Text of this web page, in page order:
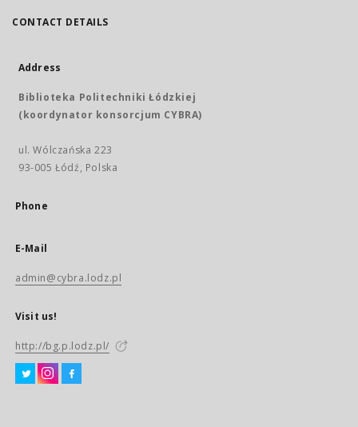
CONTACT DETAILS
Address
Biblioteka Politechniki Łódzkiej
(koordynator konsorcjum CYBRA)
ul. Wólczańska 223
93-005 Łódź, Polska
Phone
E-Mail
admin@cybra.lodz.pl
Visit us!
http://bg.p.lodz.pl/